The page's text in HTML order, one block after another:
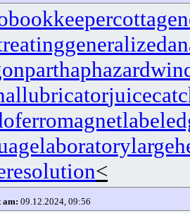
<
am: 09.12.2024, 09:56